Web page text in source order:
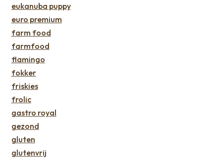
eukanuba puppy
euro premium
farm food
farmfood
flamingo
fokker
friskies
frolic
gastro royal
gezond
gluten
glutenvrij